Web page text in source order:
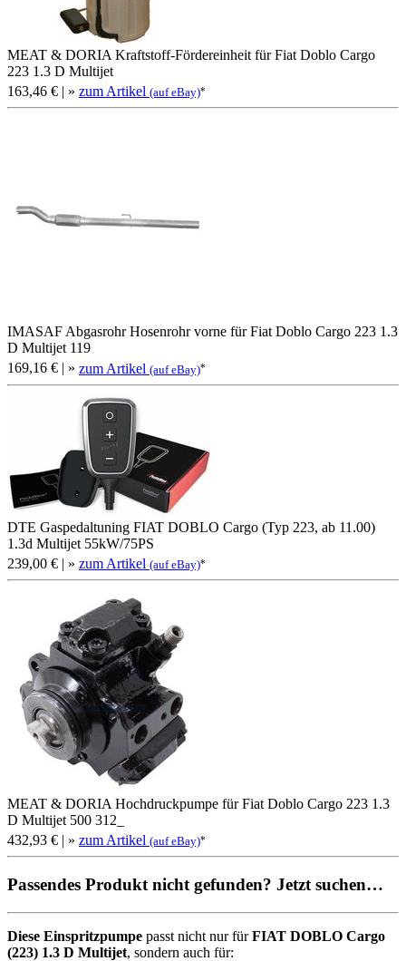
MEAT & DORIA Kraftstoff-Fördereinheit für Fiat Doblo Cargo
223 1.3 D Multijet
163,46 € | » zum Artikel (auf eBay)*
IMASAF Abgasrohr Hosenrohr vorne für Fiat Doblo Cargo 223 1.3
D Multijet 119
169,16 € | » zum Artikel (auf eBay)*
DTE Gaspedaltuning FIAT DOBLO Cargo (Typ 223, ab 11.00)
1.3d Multijet 55kW/75PS
239,00 € | » zum Artikel (auf eBay)*
MEAT & DORIA Hochdruckpumpe für Fiat Doblo Cargo 223 1.3
D Multijet 500 312_
432,93 € | » zum Artikel (auf eBay)*
Passendes Produkt nicht gefunden? Jetzt suchen…
Diese Einspritzpumpe passt nicht nur fürFIAT DOBLO Cargo
(223) 1.3 D Multijet, sondern auch für: